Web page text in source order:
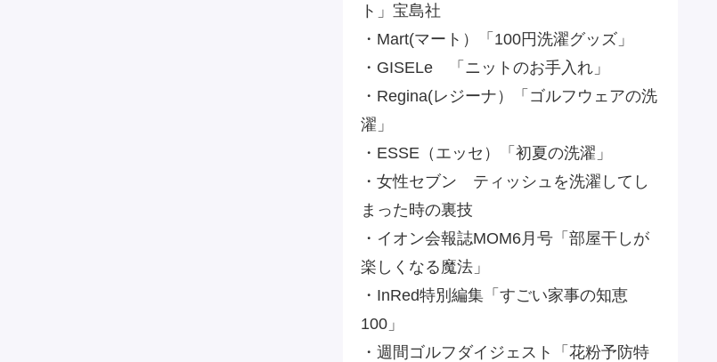
ト」宝島社
・Mart(マート）「100円洗濯グッズ」
・GISELe 「ニットのお手入れ」
・Regina(レジーナ）「ゴルフウェアの洗
濯」
・ESSE（エッセ）「初夏の洗濯」
・女性セブン ティッシュを洗濯してし
まった時の裏技
・イオン会報誌MOM6月号「部屋干しが
楽しくなる魔法」
・InRed特別編集「すごい家事の知恵
100」
・週間ゴルフダイジェスト「花粉予防特